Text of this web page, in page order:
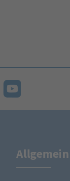
Allgemein